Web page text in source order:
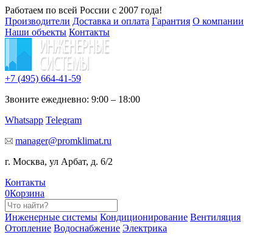
Работаем по всей России с 2007 года!
Производители Доставка и оплата Гарантия О компании
Наши объекты Контакты
+7 (495) 664-41-59
Звоните ежедневно: 9:00 – 18:00
Whatsapp Telegram
manager@promklimat.ru
г. Москва, ул Арбат, д. 6/2
Контакты
0Корзина
Инженерные системы Кондиционирование Вентиляция
Отопление Водоснабжение Электрика